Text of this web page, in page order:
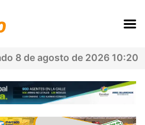
8 de agosto de 2026 10:20